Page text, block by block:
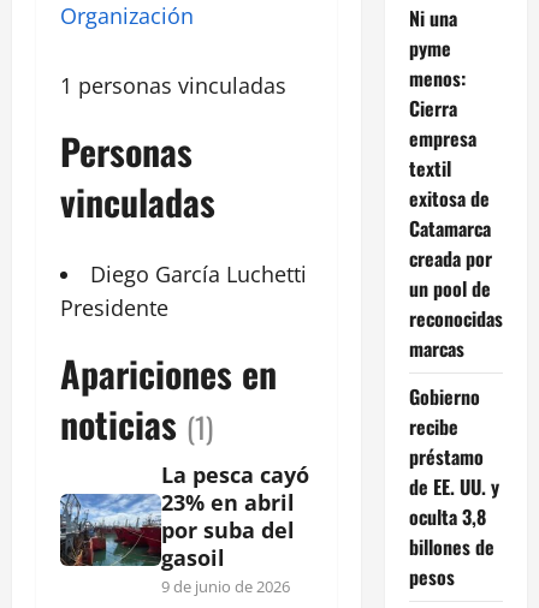
Organización
1 personas vinculadas
Personas
vinculadas
Diego García Luchetti
Presidente
Apariciones en
noticias (1)
La pesca cayó
23% en abril
por suba del
gasoil
9 de junio de 2026
Ni una
pyme
menos:
Cierra
empresa
textil
exitosa de
Catamarca
creada por
un pool de
reconocidas
marcas
Gobierno
recibe
préstamo
de EE. UU. y
oculta 3,8
billones de
pesos